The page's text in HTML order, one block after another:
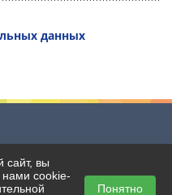
данных
сайт, вы
нами cookie-
Понятно